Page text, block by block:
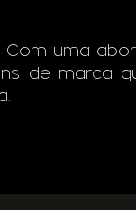
Com uma
de marca